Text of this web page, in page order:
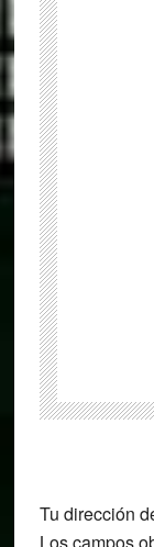
Tu dirección
Los campos